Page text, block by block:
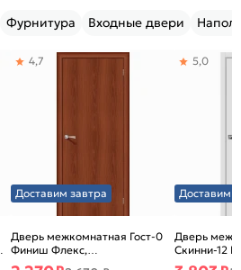
Фурнитура Входные двери
Доставим завтра
Дверь межкомнатная Гост-0
Финиш Флекс,
Ламинированные Л-11
4,7
Доставим
Дверь
Скинни-12
глухая,
5,0